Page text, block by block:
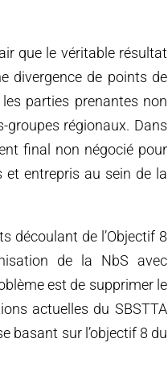
que le véritable résultat
divergence de points de
parties prenantes non
groupes régionaux. Dans
final non négocié pour
et entrepris au sein de la
découlant de l’Objectif 8
de la NbS avec
est de supprimer le
actuelles du SBSTTA
basant sur l’objectif 8 du